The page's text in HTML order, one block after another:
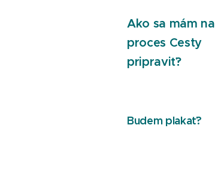
Ako sa mám na
proces Cesty
pripraviť?
Budem plakať?